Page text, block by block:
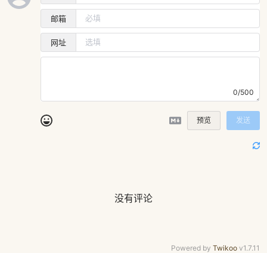
邮箱
网址
0/500
预览 发送
没有评论
Powered by Twikoo v1.7.11